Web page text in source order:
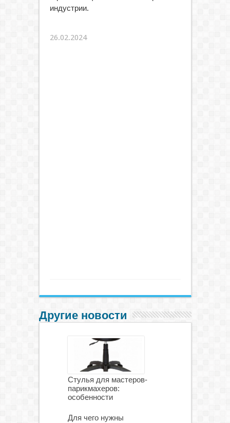
индустрии.
26.02.2024
Другие новости
Стулья для мастеров-
парикмахеров:
особенности
Для чего нужны